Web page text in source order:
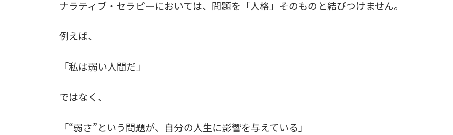
ナラティブ・セラピーにおいては、問題を「人格」そのものと結びつけません。
例えば、
「私は弱い人間だ」
ではなく、
「“弱さ”という問題が、自分の人生に影響を与えている」